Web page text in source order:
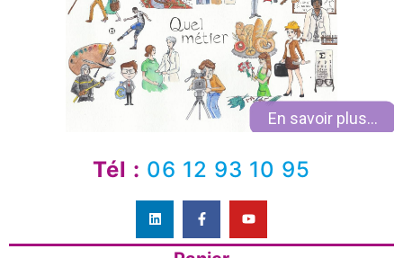
En savoir plus...
Tél : 06 12 93 10 95